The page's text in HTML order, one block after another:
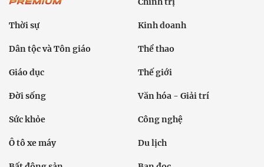
Thời sự Kinh doanh
Dân tộc và Tôn giáo Thể thao
Giáo dục Thế giới
Đời sống Văn hóa - Giải trí
Sức khỏe Công nghệ
Ô tô xe máy Du lịch